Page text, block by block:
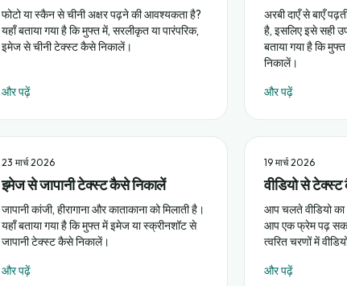
फोटो या स्कैन से चीनी अक्षर पढ़ने की आवश्यकता है?
यहाँ बताया गया है कि मुफ्त में, सरलीकृत या पारंपरिक,
इमेज से चीनी टेक्स्ट कैसे निकालें।
और पढ़ें
अरबी दाएँ से बाएँ
है, इसलिए इसे सही
बताया गया है कि
निकालें।
और पढ़ें
23 मार्च 2026
इमेज से जापानी टेक्स्ट कैसे निकालें
जापानी कांजी, हीरागाना और काताकाना को मिलाती है।
यहाँ बताया गया है कि मुफ्त में इमेज या स्क्रीनशॉट से
जापानी टेक्स्ट कैसे निकालें।
और पढ़ें
19 मार्च 2026
वीडियो से
आप चलते वीडियो
आप एक फ्रेम पढ़ सकते
त्वरित चरणों में
और पढ़ें